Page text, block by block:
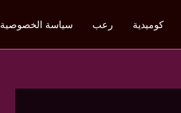
كوميدية رعب سياسة الخصوصية